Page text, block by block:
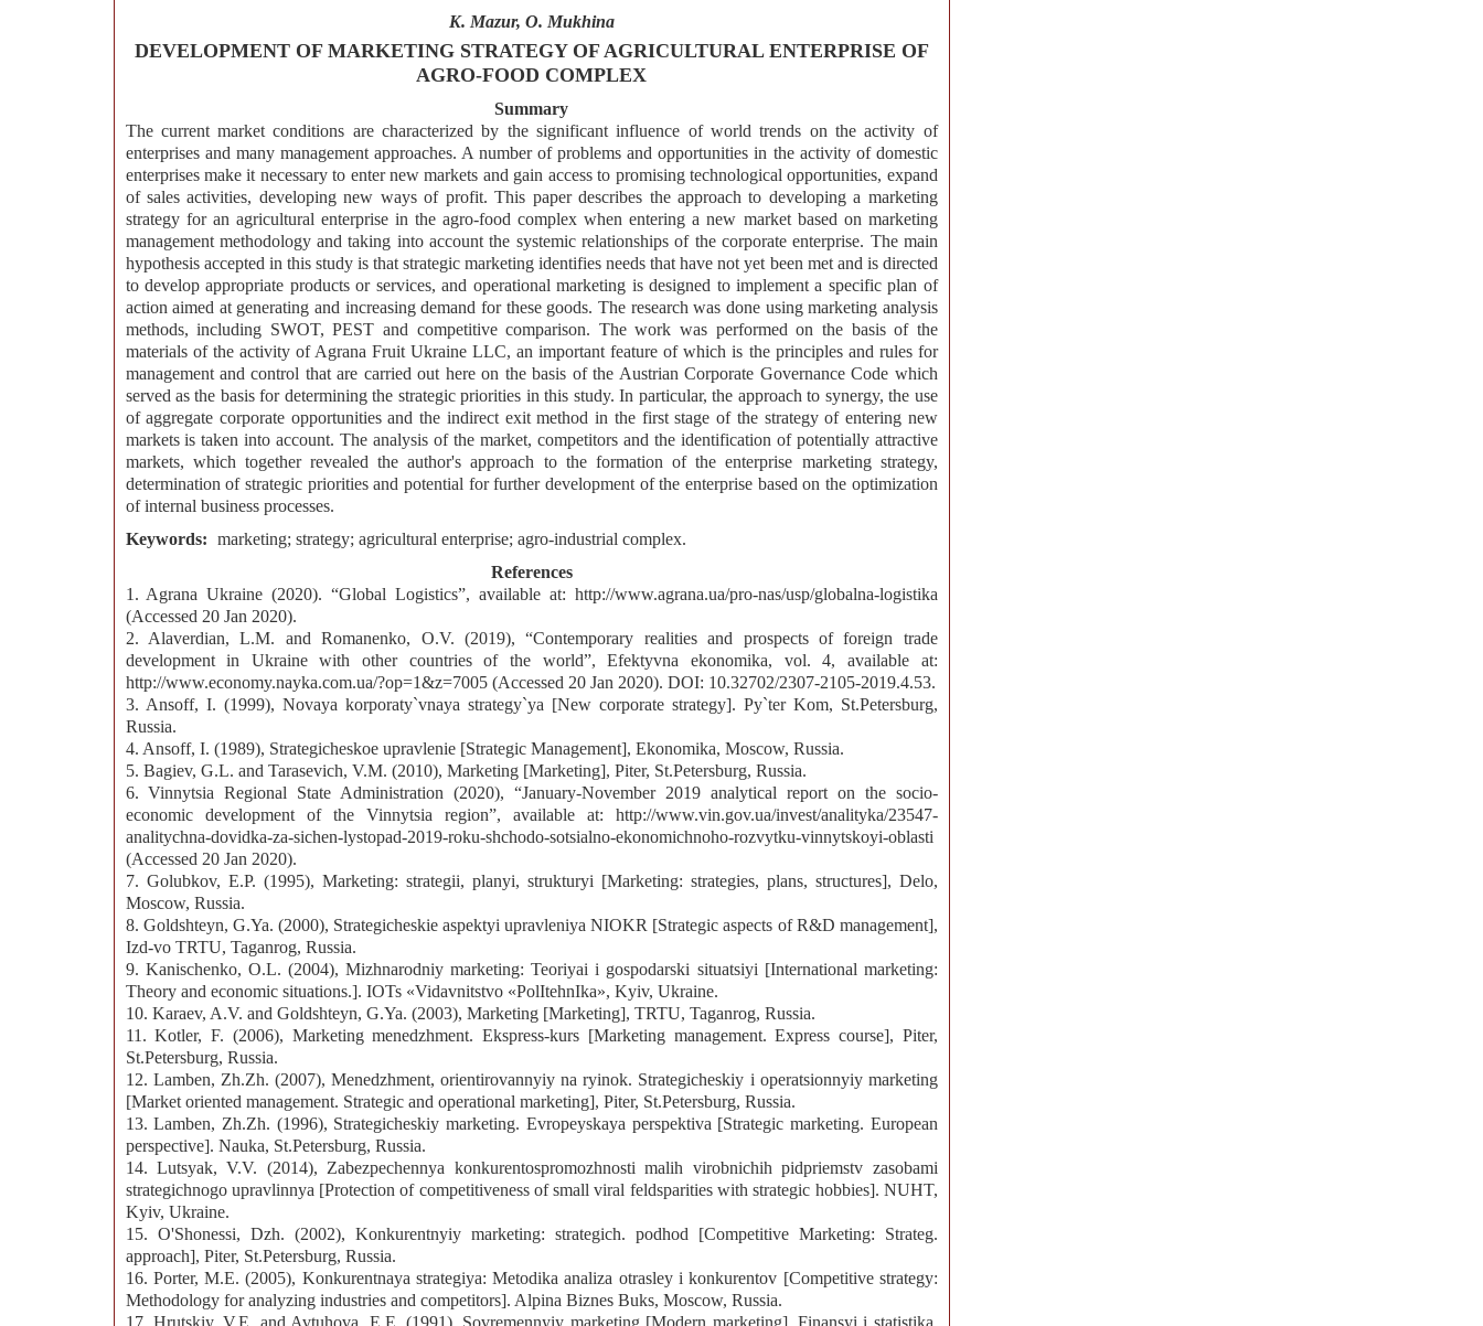
K. Mazur, O. Mukhina
DEVELOPMENT OF MARKETING STRATEGY OF AGRICULTURAL ENTERPRISE OF
AGRO-FOOD COMPLEX
Summary
The current market conditions are characterized by the significant influence of world trends on the activity of
enterprises and many management approaches. A number of problems and opportunities in the activity of domestic
enterprises make it necessary to enter new markets and gain access to promising technological opportunities, expand
of sales activities, developing new ways of profit. This paper describes the approach to developing a marketing
strategy for an agricultural enterprise in the agro-food complex when entering a new market based on marketing
management methodology and taking into account the systemic relationships of the corporate enterprise. The main
hypothesis accepted in this study is that strategic marketing identifies needs that have not yet been met and is directed
to develop appropriate products or services, and operational marketing is designed to implement a specific plan of
action aimed at generating and increasing demand for these goods. The research was done using marketing analysis
methods, including SWOT, PEST and competitive comparison. The work was performed on the basis of the
materials of the activity of Agrana Fruit Ukraine LLC, an important feature of which is the principles and rules for
management and control that are carried out here on the basis of the Austrian Corporate Governance Code which
served as the basis for determining the strategic priorities in this study. In particular, the approach to synergy, the use
of aggregate corporate opportunities and the indirect exit method in the first stage of the strategy of entering new
markets is taken into account. The analysis of the market, competitors and the identification of potentially attractive
markets, which together revealed the author's approach to the formation of the enterprise marketing strategy,
determination of strategic priorities and potential for further development of the enterprise based on the optimization
of internal business processes.
Keywords: marketing; strategy; agricultural enterprise; agro-industrial complex.
References
1. Agrana Ukraine (2020). “Global Logistics”, available at: http://www.agrana.ua/pro-nas/usp/globalna-logistika
(Accessed 20 Jan 2020).
2. Alaverdian, L.M. and Romanenko, O.V. (2019), “Contemporary realities and prospects of foreign trade
development in Ukraine with other countries of the world”, Efektyvna ekonomika, vol. 4, available at:
http://www.economy.nayka.com.ua/?op=1&z=7005 (Accessed 20 Jan 2020). DOI: 10.32702/2307-2105-2019.4.53.
3. Ansoff, I. (1999), Novaya korporaty`vnaya strategy`ya [New corporate strategy]. Py`ter Kom, St.Petersburg,
Russia.
4. Ansoff, I. (1989), Strategicheskoe upravlenie [Strategic Management], Ekonomika, Moscow, Russia.
5. Bagiev, G.L. and Tarasevich, V.M. (2010), Marketing [Marketing], Piter, St.Petersburg, Russia.
6. Vinnytsia Regional State Administration (2020), “January-November 2019 analytical report on the socio-
economic development of the Vinnytsia region”, available at: http://www.vin.gov.ua/invest/analityka/23547-
analitychna-dovidka-za-sichen-lystopad-2019-roku-shchodo-sotsialno-ekonomichnoho-rozvytku-vinnytskoyi-oblasti
(Accessed 20 Jan 2020).
7. Golubkov, E.P. (1995), Marketing: strategii, planyi, strukturyi [Marketing: strategies, plans, structures], Delo,
Moscow, Russia.
8. Goldshteyn, G.Ya. (2000), Strategicheskie aspektyi upravleniya NIOKR [Strategic aspects of R&D management],
Izd-vo TRTU, Taganrog, Russia.
9. Kanischenko, O.L. (2004), Mizhnarodniy marketing: Teoriyai i gospodarski situatsiyi [International marketing:
Theory and economic situations.]. IOTs «Vidavnitstvo «PolItehnIka», Kyiv, Ukraine.
10. Karaev, A.V. and Goldshteyn, G.Ya. (2003), Marketing [Marketing], TRTU, Taganrog, Russia.
11. Kotler, F. (2006), Marketing menedzhment. Ekspress-kurs [Marketing management. Express course], Piter,
St.Petersburg, Russia.
12. Lamben, Zh.Zh. (2007), Menedzhment, orientirovannyiy na ryinok. Strategicheskiy i operatsionnyiy marketing
[Market oriented management. Strategic and operational marketing], Piter, St.Petersburg, Russia.
13. Lamben, Zh.Zh. (1996), Strategicheskiy marketing. Evropeyskaya perspektiva [Strategic marketing. European
perspective]. Nauka, St.Petersburg, Russia.
14. Lutsyak, V.V. (2014), Zabezpechennya konkurentospromozhnosti malih virobnichih pidpriemstv zasobami
strategichnogo upravlinnya [Protection of competitiveness of small viral feldsparities with strategic hobbies]. NUHT,
Kyiv, Ukraine.
15. O'Shonessi, Dzh. (2002), Konkurentnyiy marketing: strategich. podhod [Competitive Marketing: Strateg.
approach], Piter, St.Petersburg, Russia.
16. Porter, M.E. (2005), Konkurentnaya strategiya: Metodika analiza otrasley i konkurentov [Competitive strategy:
Methodology for analyzing industries and competitors]. Alpina Biznes Buks, Moscow, Russia.